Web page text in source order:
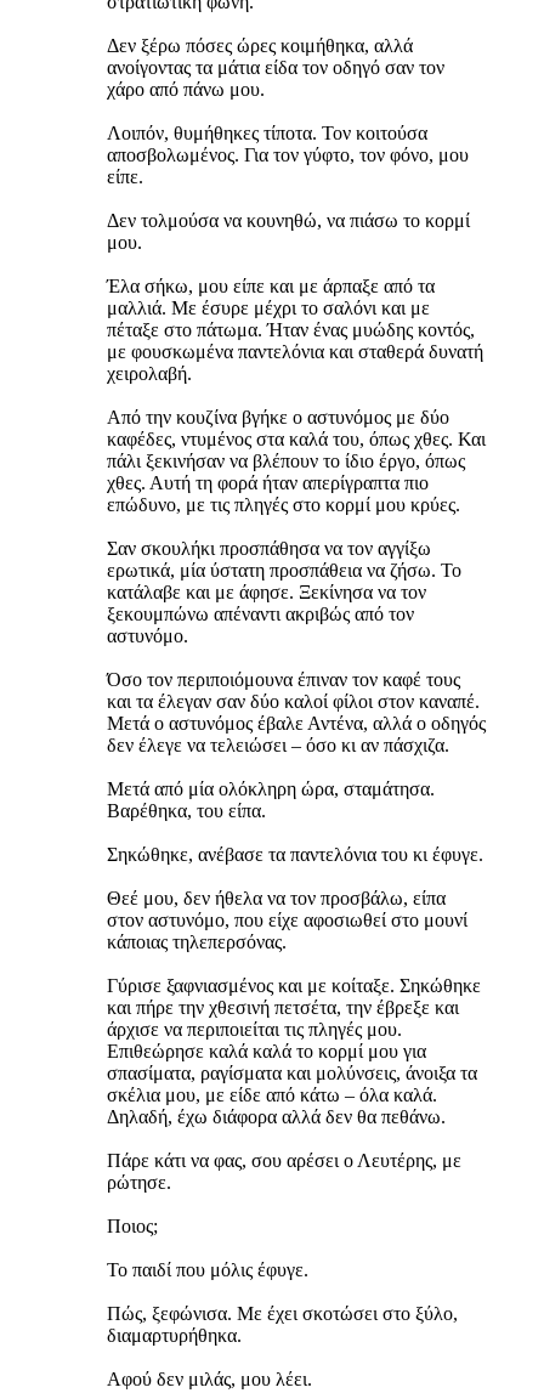
Δεν ξέρω πόσες ώρες κοιμήθηκα, αλλά
ανοίγοντας τα μάτια είδα τον οδηγό σαν τον
χάρο από πάνω μου.
Λοιπόν, θυμήθηκες τίποτα. Τον κοιτούσα
αποσβολωμένος. Για τον γύφτο, τον φόνο, μου
είπε.
Δεν τολμούσα να κουνηθώ, να πιάσω το κορμί
μου.
Έλα σήκω, μου είπε και με άρπαξε από τα
μαλλιά. Με έσυρε μέχρι το σαλόνι και με
πέταξε στο πάτωμα. Ήταν ένας μυώδης κοντός,
με φουσκωμένα παντελόνια και σταθερά δυνατή
χειρολαβή.
Από την κουζίνα βγήκε ο αστυνόμος με δύο
καφέδες, ντυμένος στα καλά του, όπως χθες. Και
πάλι ξεκινήσαν να βλέπουν το ίδιο έργο, όπως
χθες. Αυτή τη φορά ήταν απερίγραπτα πιο
επώδυνο, με τις πληγές στο κορμί μου κρύες.
Σαν σκουλήκι προσπάθησα να τον αγγίξω
ερωτικά, μία ύστατη προσπάθεια να ζήσω. Το
κατάλαβε και με άφησε. Ξεκίνησα να τον
ξεκουμπώνω απέναντι ακριβώς από τον
αστυνόμο.
Όσο τον περιποιόμουνα έπιναν τον καφέ τους
και τα έλεγαν σαν δύο καλοί φίλοι στον καναπέ.
Μετά ο αστυνόμος έβαλε Αντένα, αλλά ο οδηγός
δεν έλεγε να τελειώσει – όσο κι αν πάσχιζα.
Μετά από μία ολόκληρη ώρα, σταμάτησα.
Βαρέθηκα, του είπα.
Σηκώθηκε, ανέβασε τα παντελόνια του κι έφυγε.
Θεέ μου, δεν ήθελα να τον προσβάλω, είπα
στον αστυνόμο, που είχε αφοσιωθεί στο μουνί
κάποιας τηλεπερσόνας.
Γύρισε ξαφνιασμένος και με κοίταξε. Σηκώθηκε
και πήρε την χθεσινή πετσέτα, την έβρεξε και
άρχισε να περιποιείται τις πληγές μου.
Επιθεώρησε καλά καλά το κορμί μου για
σπασίματα, ραγίσματα και μολύνσεις, άνοιξα τα
σκέλια μου, με είδε από κάτω – όλα καλά.
Δηλαδή, έχω διάφορα αλλά δεν θα πεθάνω.
Πάρε κάτι να φας, σου αρέσει ο Λευτέρης, με
ρώτησε.
Ποιος;
Το παιδί που μόλις έφυγε.
Πώς, ξεφώνισα. Με έχει σκοτώσει στο ξύλο,
διαμαρτυρήθηκα.
Αφού δεν μιλάς, μου λέει.